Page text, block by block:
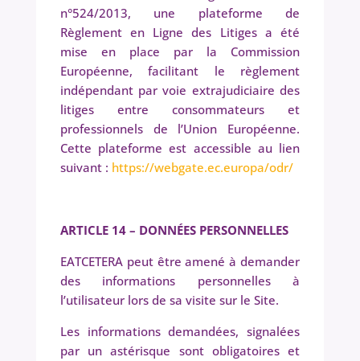
n°524/2013, une plateforme de
Règlement en Ligne des Litiges a été
mise en place par la Commission
Européenne, facilitant le règlement
indépendant par voie extrajudiciaire des
litiges entre consommateurs et
professionnels de l’Union Européenne.
Cette plateforme est accessible au lien
suivant : https://webgate.ec.europa/odr/
ARTICLE 14 – DONNÉES PERSONNELLES
EATCETERA peut être amené à demander
des informations personnelles à
l’utilisateur lors de sa visite sur le Site.
Les informations demandées, signalées
par un astérisque sont obligatoires et